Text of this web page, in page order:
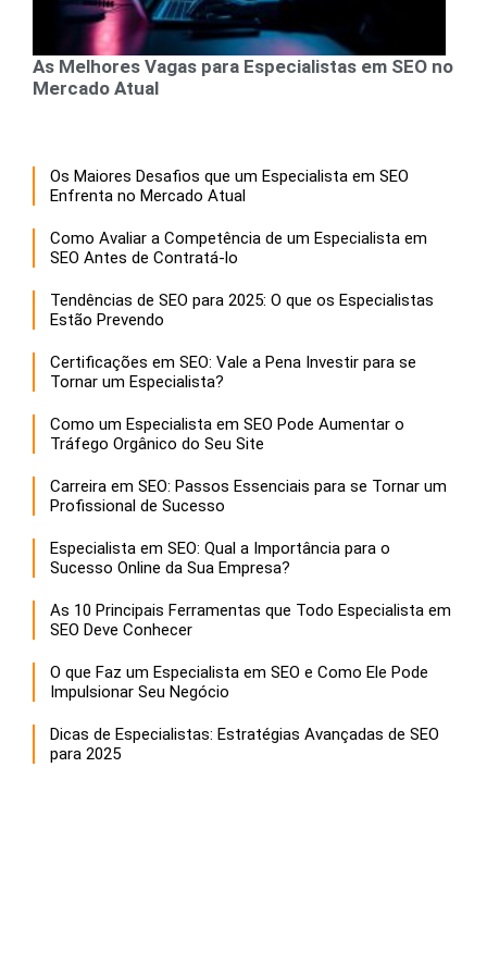
As Melhores Vagas para Especialistas em SEO no
Mercado Atual
Os Maiores Desafios que um Especialista em SEO
Enfrenta no Mercado Atual
Como Avaliar a Competência de um Especialista em
SEO Antes de Contratá-lo
Tendências de SEO para 2025: O que os Especialistas
Estão Prevendo
Certificações em SEO: Vale a Pena Investir para se
Tornar um Especialista?
Como um Especialista em SEO Pode Aumentar o
Tráfego Orgânico do Seu Site
Carreira em SEO: Passos Essenciais para se Tornar um
Profissional de Sucesso
Especialista em SEO: Qual a Importância para o
Sucesso Online da Sua Empresa?
As 10 Principais Ferramentas que Todo Especialista em
SEO Deve Conhecer
O que Faz um Especialista em SEO e Como Ele Pode
Impulsionar Seu Negócio
Dicas de Especialistas: Estratégias Avançadas de SEO
para 2025